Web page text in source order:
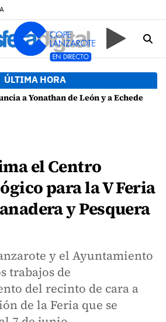
ÚLTIMA HORA
de León y a Echedey Eugenio por presuntas anomalías en contratos festivos
el Centro
para la V Feria
y Pesquera
y el Ayuntamiento
trabajos de
del recinto de cara a
de la Feria que se